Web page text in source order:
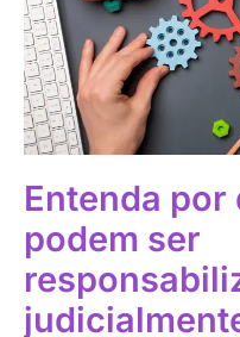
Entenda
podem ser